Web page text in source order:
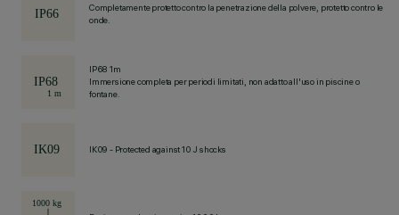
Completamente protetto contro la penetrazione della polvere, protetto contro le
onde.
IP68 1m
Immersione completa per periodi limitati, non adatto all'uso in piscine o
fontane.
IK09 - Protected against 10 J shocks